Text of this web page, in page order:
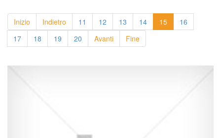
Inizio Indietro 11 12 13 14 15
16
17
18 19 20 Avanti Fine